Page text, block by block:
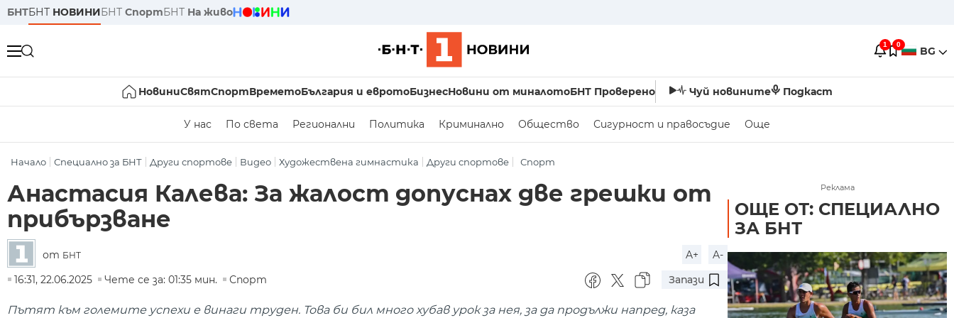
БНТБНТ НОВИНИБНТ СпортБНТ На живо
1 0 BG
НовиниСвятСпортВреметоБългария и евротоБизнесНовини от миналотоБНТ Проверено Чуй новините Подкаст
У нас По света Регионални Политика Криминално Общество Сигурност и правосъдие Още
Начало Специално за БНТ Други спортове Видео Художествена гимнастика Други спортове Спорт
Анастасия Калева: За жалост допуснах две грешки от
прибързване
от БНТ A+
A-
16:31, 22.06.2025
Чете се за: 01:35 мин. Спорт Запази
Пътят към големите успехи е винаги труден. Това би бил много хубав урок за нея, за да продължи напред, каза
Реклама
ОЩЕ ОТ: СПЕЦИАЛНО
ЗА БНТ